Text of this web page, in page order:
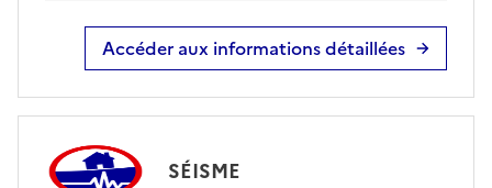
Accéder aux informations détaillées
SÉISME